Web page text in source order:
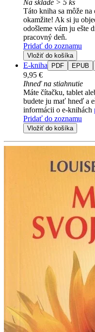
Na sklade > 5 ks
Táto kniha sa môže
okamžite! Ak si ju
odošleme vám ju ešte
pracovný deň.
Pridať do zoznamu
Vložiť do košíka
E-kniha PDF EPUB
9,95 €
Ihneď na stiahnutie
Máte čítačku, tablet
budete ju mať hneď a
informácii o e-knihách
Pridať do zoznamu
Vložiť do košíka